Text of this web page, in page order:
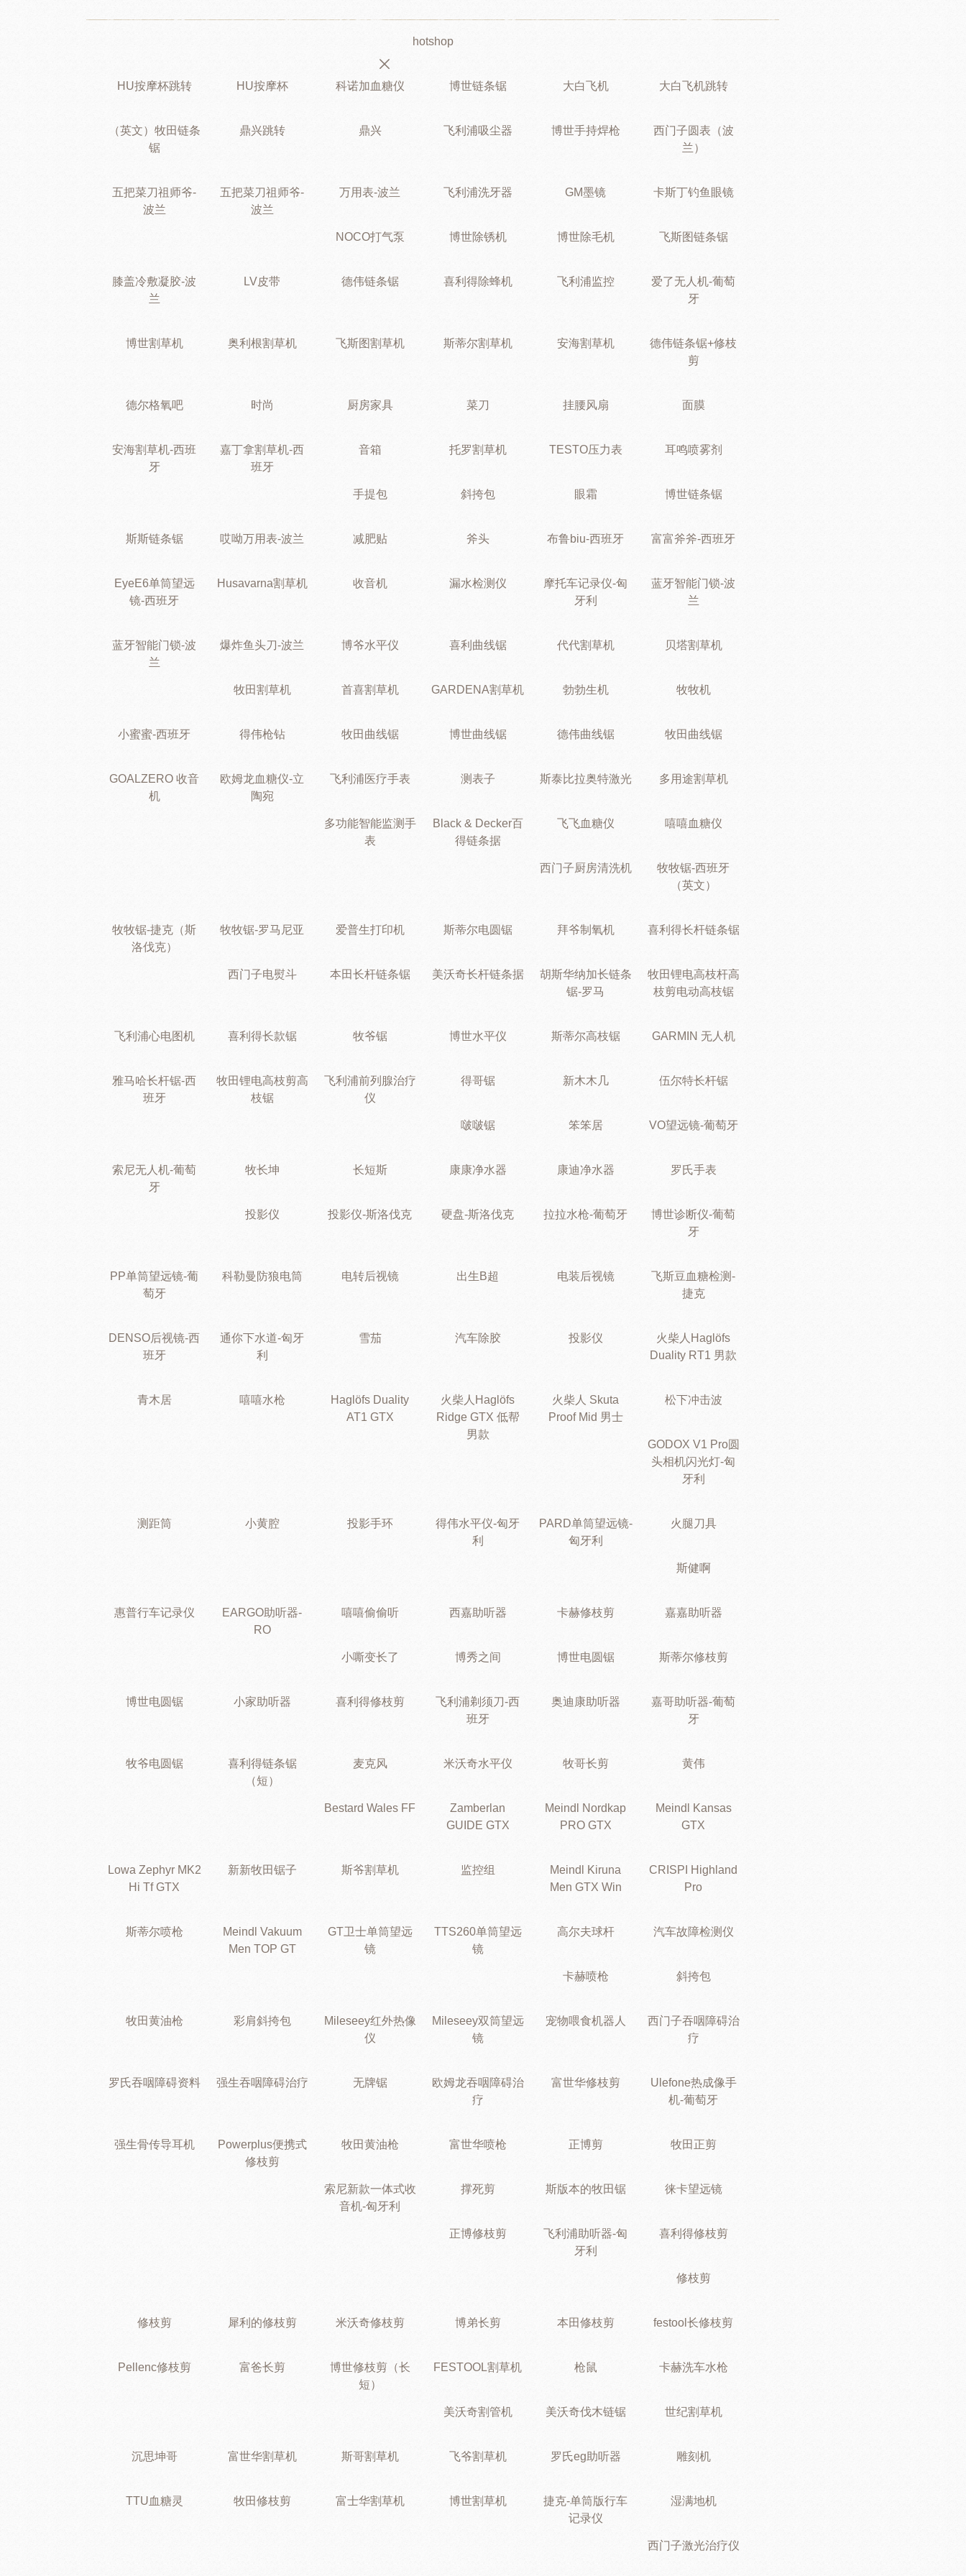
hotshop
HU按摩杯跳转 HU按摩杯 科诺加血糖仪 博世链条锯 大白飞机 大白飞机跳转
（英文）牧田链条
锯
鼎兴跳转 鼎兴 飞利浦吸尘器 博世手持焊枪
西门子圆表（波
兰）
五把菜刀祖师爷-
波兰
五把菜刀祖师爷-
波兰
万用表-波兰 飞利浦洗牙器 GM墨镜 卡斯丁钓鱼眼镜
NOCO打气泵 博世除锈机 博世除毛机 飞斯图链条锯
膝盖冷敷凝胶-波
兰
LV皮带 德伟链条锯 喜利得除蜂机 飞利浦监控
爱了无人机-葡萄
牙
博世割草机 奥利根割草机 飞斯图割草机 斯蒂尔割草机 安海割草机
德伟链条锯+修枝
剪
德尔格氧吧 时尚 厨房家具 菜刀 挂腰风扇 面膜
安海割草机-西班
牙
嘉丁拿割草机-西
班牙
音箱 托罗割草机 TESTO压力表 耳鸣喷雾剂
手提包 斜挎包 眼霜 博世链条锯
斯斯链条锯 哎呦万用表-波兰 减肥贴 斧头 布鲁biu-西班牙 富富斧斧-西班牙
EyeE6单筒望远
镜-西班牙
Husavarna割草机 收音机 漏水检测仪
摩托车记录仪-匈
牙利
蓝牙智能门锁-波
兰
蓝牙智能门锁-波
兰
爆炸鱼头刀-波兰 博爷水平仪 喜利曲线锯 代代割草机 贝塔割草机
牧田割草机 首喜割草机 GARDENA割草机 勃勃生机 牧牧机
小蜜蜜-西班牙 得伟枪钻 牧田曲线锯 博世曲线锯 德伟曲线锯 牧田曲线锯
GOALZERO 收音
机
欧姆龙血糖仪-立
陶宛
飞利浦医疗手表 测表子 斯泰比拉奥特激光 多用途割草机
多功能智能监测手
表
Black & Decker百
得链条据
飞飞血糖仪 嘻嘻血糖仪
西门子厨房清洗机
牧牧锯-西班牙
（英文）
牧牧锯-捷克（斯
洛伐克）
牧牧锯-罗马尼亚 爱普生打印机 斯蒂尔电圆锯 拜爷制氧机 喜利得长杆链条锯
西门子电熨斗 本田长杆链条锯 美沃奇长杆链条据
胡斯华纳加长链条
锯-罗马
牧田锂电高枝杆高
枝剪电动高枝锯
飞利浦心电图机 喜利得长款锯 牧爷锯 博世水平仪 斯蒂尔高枝锯 GARMIN 无人机
雅马哈长杆锯-西
班牙
牧田锂电高枝剪高
枝锯
飞利浦前列腺治疗
仪
得哥锯 新木木几 伍尔特长杆锯
啵啵锯 笨笨居 VO望远镜-葡萄牙
索尼无人机-葡萄
牙
牧长坤 长短斯 康康净水器 康迪净水器 罗氏手表
投影仪 投影仪-斯洛伐克 硬盘-斯洛伐克 拉拉水枪-葡萄牙
博世诊断仪-葡萄
牙
PP单筒望远镜-葡
萄牙
科勒曼防狼电筒 电转后视镜 出生B超 电装后视镜
飞斯豆血糖检测-
捷克
DENSO后视镜-西
班牙
通你下水道-匈牙
利
雪茄 汽车除胶 投影仪
火柴人Haglöfs
Duality RT1 男款
青木居 嘻嘻水枪
Haglöfs Duality
AT1 GTX
火柴人Haglöfs
Ridge GTX 低帮
男款
火柴人 Skuta
Proof Mid 男士
松下冲击波
GODOX V1 Pro圆
头相机闪光灯-匈
牙利
测距筒 小黄腔 投影手环
得伟水平仪-匈牙
利
PARD单筒望远镜-
匈牙利
火腿刀具
斯健啊
惠普行车记录仪
EARGO助听器-
RO
嘻嘻偷偷听 西嘉助听器 卡赫修枝剪 嘉嘉助听器
小嘶变长了 博秀之间 博世电圆锯 斯蒂尔修枝剪
博世电圆锯 小家助听器 喜利得修枝剪
飞利浦剃须刀-西
班牙
奥迪康助听器
嘉哥助听器-葡萄
牙
牧爷电圆锯
喜利得链条锯
（短）
麦克风 米沃奇水平仪 牧哥长剪 黄伟
Bestard Wales FF
Zamberlan
GUIDE GTX
Meindl Nordkap
PRO GTX
Meindl Kansas
GTX
Lowa Zephyr MK2
Hi Tf GTX
新新牧田锯子 斯爷割草机 监控组
Meindl Kiruna
Men GTX Win
CRISPI Highland
Pro
斯蒂尔喷枪
Meindl Vakuum
Men TOP GT
GT卫士单筒望远
镜
TTS260单筒望远
镜
高尔夫球杆 汽车故障检测仪
卡赫喷枪 斜挎包
牧田黄油枪 彩肩斜挎包
Mileseey红外热像
仪
Mileseey双筒望远
镜
宠物喂食机器人
西门子吞咽障碍治
疗
罗氏吞咽障碍资料 强生吞咽障碍治疗 无牌锯
欧姆龙吞咽障碍治
疗
富世华修枝剪
Ulefone热成像手
机-葡萄牙
强生骨传导耳机
Powerplus便携式
修枝剪
牧田黄油枪 富世华喷枪 正博剪 牧田正剪
索尼新款一体式收
音机-匈牙利
撑死剪 斯版本的牧田锯 徕卡望远镜
正博修枝剪
飞利浦助听器-匈
牙利
喜利得修枝剪
修枝剪
修枝剪 犀利的修枝剪 米沃奇修枝剪 博弟长剪 本田修枝剪 festool长修枝剪
Pellenc修枝剪 富爸长剪
博世修枝剪（长
短）
FESTOOL割草机 枪鼠 卡赫洗车水枪
美沃奇割管机 美沃奇伐木链锯 世纪割草机
沉思坤哥 富世华割草机 斯哥割草机 飞爷割草机 罗氏eg助听器 雕刻机
TTU血糖灵 牧田修枝剪 富士华割草机 博世割草机
捷克-单筒版行车
记录仪
湿满地机
西门子激光治疗仪